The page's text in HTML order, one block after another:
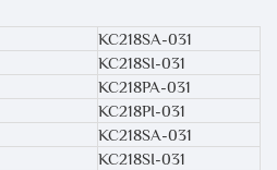
KC218SA-031
KC218SI-031
KC218PA-031
KC218PI-031
KC218SA-031
KC218SI-031